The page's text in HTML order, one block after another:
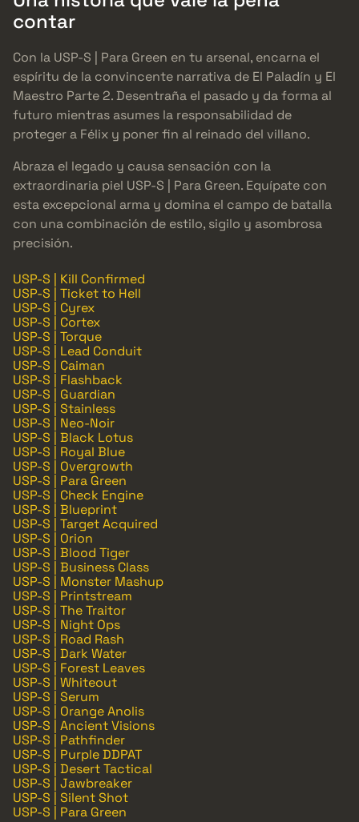
contar
Con la USP-S | Para Green en tu arsenal, encarna el
espíritu de la convincente narrativa de El Paladín y El
Maestro Parte 2. Desentraña el pasado y da forma al
futuro mientras asumes la responsabilidad de
proteger a Félix y poner fin al reinado del villano.
Abraza el legado y causa sensación con la
extraordinaria piel USP-S | Para Green. Equípate con
esta excepcional arma y domina el campo de batalla
con una combinación de estilo, sigilo y asombrosa
precisión.
USP-S | Kill Confirmed
USP-S | Ticket to Hell
USP-S | Cyrex
USP-S | Cortex
USP-S | Torque
USP-S | Lead Conduit
USP-S | Caiman
USP-S | Flashback
USP-S | Guardian
USP-S | Stainless
USP-S | Neo-Noir
USP-S | Black Lotus
USP-S | Royal Blue
USP-S | Overgrowth
USP-S | Para Green
USP-S | Check Engine
USP-S | Blueprint
USP-S | Target Acquired
USP-S | Orion
USP-S | Blood Tiger
USP-S | Business Class
USP-S | Monster Mashup
USP-S | Printstream
USP-S | The Traitor
USP-S | Night Ops
USP-S | Road Rash
USP-S | Dark Water
USP-S | Forest Leaves
USP-S | Whiteout
USP-S | Serum
USP-S | Orange Anolis
USP-S | Ancient Visions
USP-S | Pathfinder
USP-S | Purple DDPAT
USP-S | Desert Tactical
USP-S | Jawbreaker
USP-S | Silent Shot
USP-S | Para Green